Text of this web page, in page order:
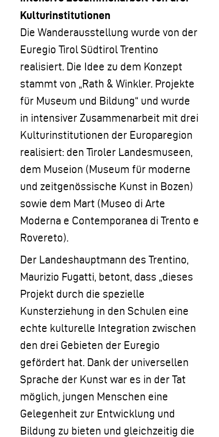
Kulturinstitutionen
Die Wanderausstellung wurde von der
Euregio Tirol Südtirol Trentino
realisiert. Die Idee zu dem Konzept
stammt von „Rath & Winkler. Projekte
für Museum und Bildung“ und wurde
in intensiver Zusammenarbeit mit drei
Kulturinstitutionen der Europaregion
realisiert: den Tiroler Landesmuseen,
dem Museion (Museum für moderne
und zeitgenössische Kunst in Bozen)
sowie dem Mart (Museo di Arte
Moderna e Contemporanea di Trento e
Rovereto).
Der Landeshauptmann des Trentino,
Maurizio Fugatti, betont, dass „dieses
Projekt durch die spezielle
Kunsterziehung in den Schulen eine
echte kulturelle Integration zwischen
den drei Gebieten der Euregio
gefördert hat. Dank der universellen
Sprache der Kunst war es in der Tat
möglich, jungen Menschen eine
Gelegenheit zur Entwicklung und
Bildung zu bieten und gleichzeitig die